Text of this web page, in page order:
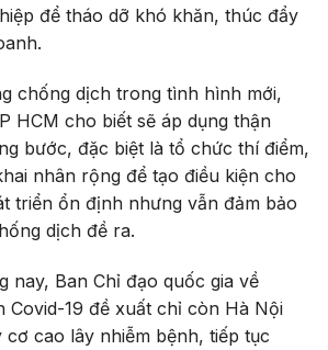
để tháo dỡ khó khăn, thúc đẩy
chống dịch trong tình hình mới,
HCM cho biết sẽ áp dụng thận
bước, đặc biệt là tổ chức thí điểm,
nhân rộng để tạo điều kiện cho
triển ổn định nhưng vẫn đảm bảo
dịch đề ra.
nay, Ban Chỉ đạo quốc gia về
Covid-19 đề xuất chỉ còn Hà Nội
cao lây nhiễm bệnh, tiếp tục